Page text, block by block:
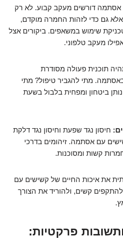
אסתמה דורשים מעקב קבוע. לא רק
אלא גם כדי לזהות החמרה מוקדם,
שימוש במשאפים. ביקורים אצל
מעקב טלפוני.
תוכנית פעולה מסודרת
מתי להגביר טיפול? מתי
ביטחון ומפחית בלבול בשעת
חיסון נגד שפעת וחיסון נגד דלקת
עם אסתמה. זיהומים בדרכי
קשות ומסוכנות.
את איכות החיים של קשישים עם
קשים, ולהוריד את הצורך
פרקטיות: